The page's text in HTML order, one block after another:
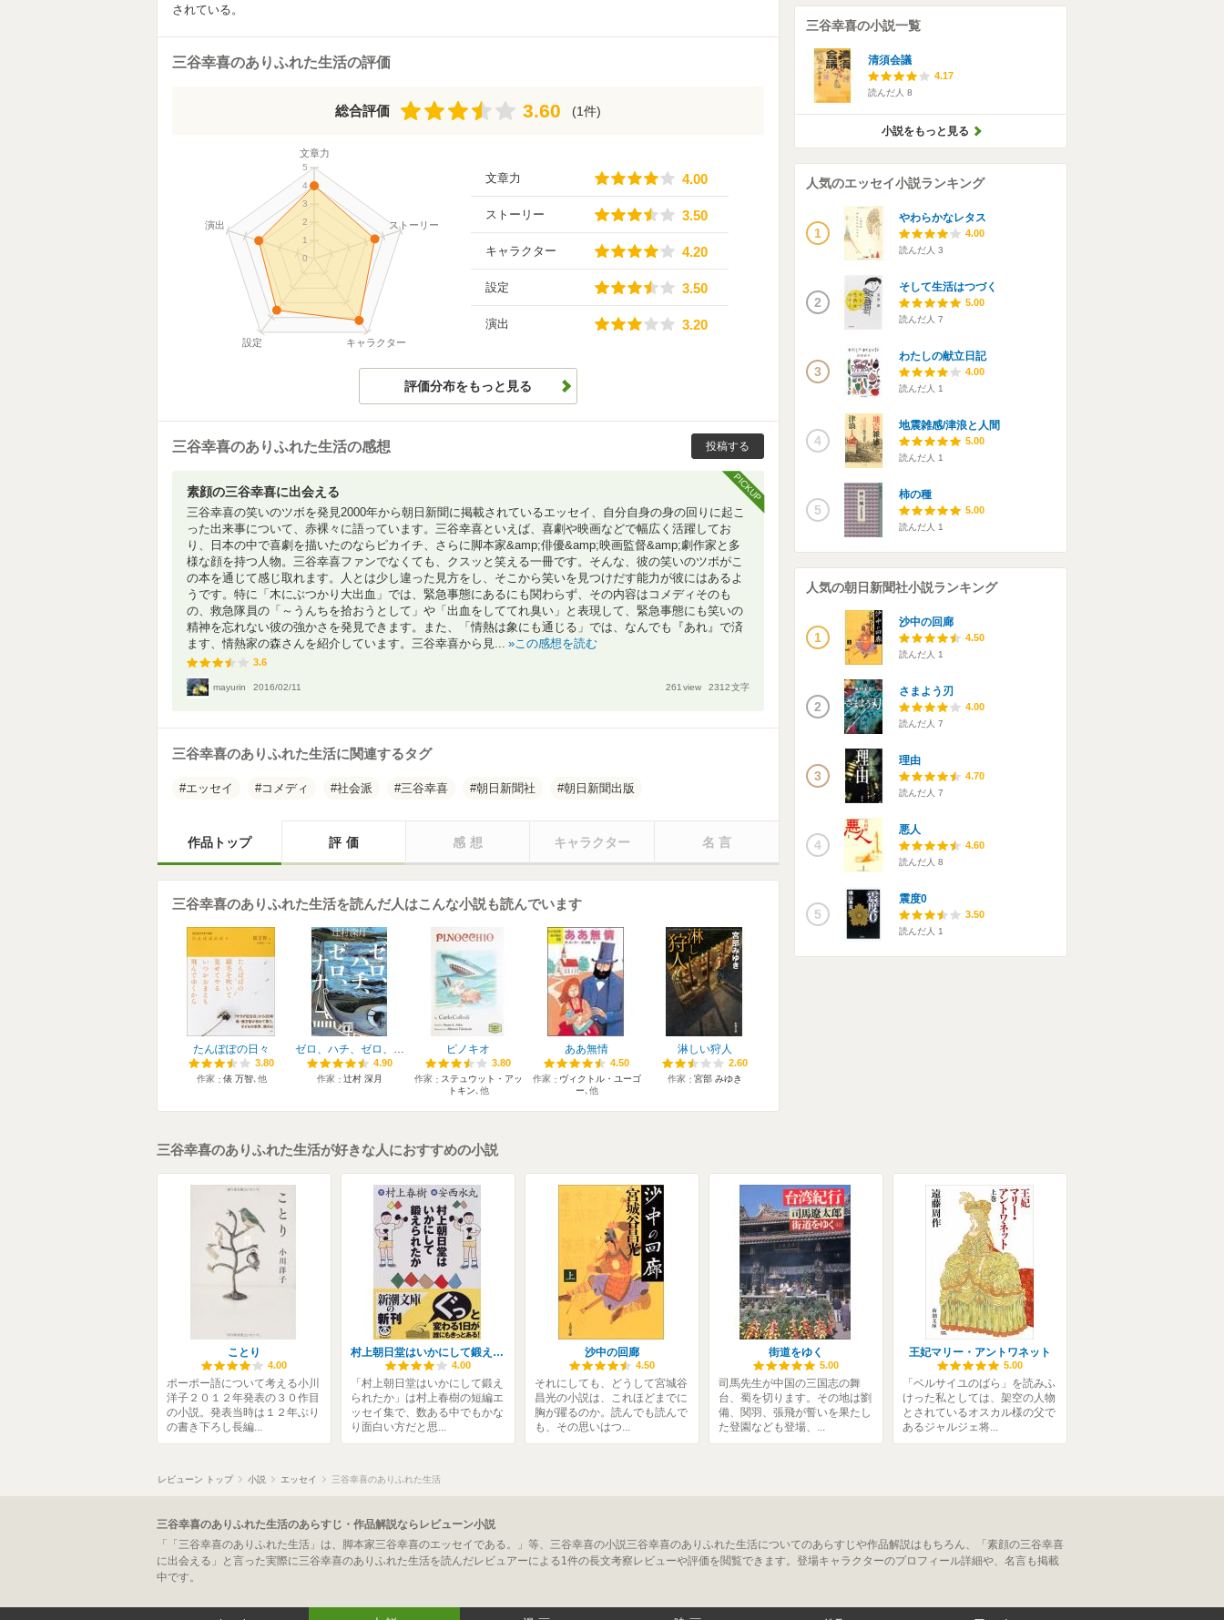
されている。
三谷幸喜のありふれた生活の評価
総合評価 3.60
3.60 (1件)
文章力
ストーリー
キャラクター
設定
演出
0
1
2
3
4
5
文章力 4.00
4.00
ストーリー 3.50
3.50
キャラクター 4.20
4.20
設定 3.50
3.50
演出 3.20
3.20
評価分布をもっと見る
三谷幸喜のありふれた生活の感想 投稿する
素顔の三谷幸喜に出会える
三谷幸喜の笑いのツボを発見2000年から朝日新聞に掲載されているエッセイ、自分自身の身の回りに起こ
った出来事について、赤裸々に語っています。三谷幸喜といえば、喜劇や映画などで幅広く活躍してお
り、日本の中で喜劇を描いたのならピカイチ、さらに脚本家&amp;俳優&amp;映画監督&amp;劇作家と多
様な顔を持つ人物。三谷幸喜ファンでなくても、クスッと笑える一冊です。そんな、彼の笑いのツボがこ
の本を通じて感じ取れます。人とは少し違った見方をし、そこから笑いを見つけだす能力が彼にはあるよ
うです。特に「木にぶつかり大出血」では、緊急事態にあるにも関わらず、その内容はコメディそのも
の、救急隊員の「～うんちを拾おうとして」や「出血をしててれ臭い」と表現して、緊急事態にも笑いの
精神を忘れない彼の強かさを発見できます。また、「情熱は象にも通じる」では、なんでも『あれ』で済
ます、情熱家の森さんを紹介しています。三谷幸喜から見...
この感想を読む
3.6
3.6
mayurin 2016/02/11 261 view 2312文字
PICKUP
三谷幸喜のありふれた生活に関連するタグ
エッセイ コメディ 社会派 三谷幸喜 朝日新聞社 朝日新聞出版
作品トップ 評価 感想 キャラクター 名言
三谷幸喜のありふれた生活を読んだ人はこんな小説も読んでいます
たんぽぽの日々
3.80
3.80
作家 俵 万智､他
ゼロ、ハチ、ゼロ、ナナ。
4.90
4.90
作家 辻村 深月
ピノキオ
3.80
3.80
作家
ステュウット・アッ
トキン､他
ああ無情
4.50
4.50
作家
ヴィクトル・ユーゴ
ー､他
淋しい狩人
2.60
2.60
作家 宮部 みゆき
三谷幸喜の小説一覧
清須会議
4.17
読んだ人 8
小説をもっと見る
人気のエッセイ小説ランキング
1
やわらかなレタス
4.00
読んだ人 3
2
そして生活はつづく
5.00
読んだ人 7
3
わたしの献立日記
4.00
読んだ人 1
4
地震雑感/津浪と人間
5.00
読んだ人 1
5
柿の種
5.00
読んだ人 1
人気の朝日新聞社小説ランキング
1
沙中の回廊
4.50
読んだ人 1
2
さまよう刃
4.00
読んだ人 7
3
理由
4.70
読んだ人 7
4
悪人
4.60
読んだ人 8
5
震度0
3.50
読んだ人 1
三谷幸喜のありふれた生活が好きな人におすすめの小説
ことり
4.00
ポーポー語について考える小川
洋子２０１２年発表の３０作目
の小説。発表当時は１２年ぶり
の書き下ろし長編...
村上朝日堂はいかにして鍛えられたか
4.00
「村上朝日堂はいかにして鍛え
られたか」は村上春樹の短編エ
ッセイ集で、数ある中でもかな
り面白い方だと思...
沙中の回廊
4.50
それにしても、どうして宮城谷
昌光の小説は、これほどまでに
胸が躍るのか。読んでも読んで
も、その思いはつ...
街道をゆく
5.00
司馬先生が中国の三国志の舞
台、蜀を切ります。その地は劉
備、関羽、張飛が誓いを果たし
た登園なども登場、...
王妃マリー・アントワネット
5.00
「ベルサイユのばら」を読みふ
けった私としては、架空の人物
とされているオスカル様の父で
あるジャルジェ将...
レビューン トップ 小説 エッセイ 三谷幸喜のありふれた生活
三谷幸喜のありふれた生活のあらすじ・作品解説ならレビューン小説
「「三谷幸喜のありふれた生活」は、脚本家三谷幸喜のエッセイである。」等、三谷幸喜の小説三谷幸喜のありふれた生活についてのあらすじや作品解説はもちろん、「素顔の三谷幸喜
に出会える」と言った実際に三谷幸喜のありふれた生活を読んだレビュアーによる1件の長文考察レビューや評価を閲覧できます。登場キャラクターのプロフィール詳細や、名言も掲載
中です。